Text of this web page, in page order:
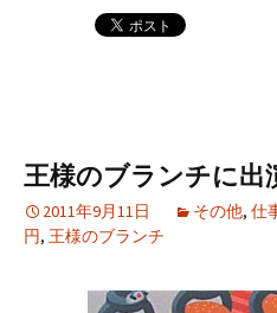
王様のブランチに出
2011年9月11日 その他, 仕
円, 王様のブランチ